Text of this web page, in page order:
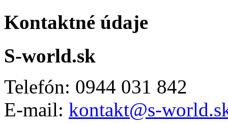
Kontaktné údaje
S-world.sk
Telefón: 0944 031 842
E-mail: kontakt@s-